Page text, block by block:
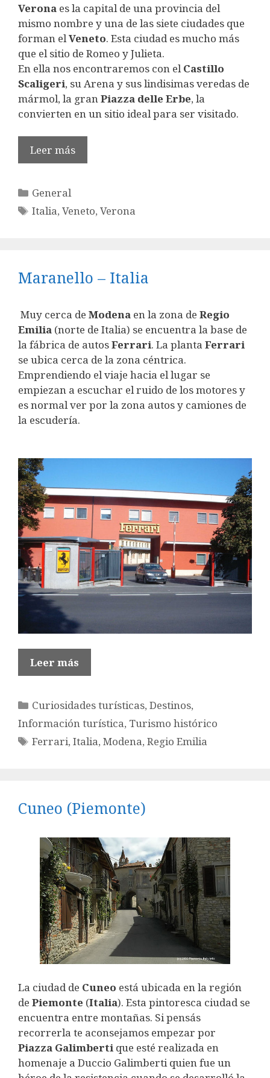
Verona es la capital de una provincia del
mismo nombre y una de las siete ciudades que
forman elVeneto. Esta ciudad es mucho más
que el sitio de Romeo y Julieta.
En ella nos encontraremos con elCastillo
Scaligeri, su Arena y sus lindisimas veredas de
mármol, la granPiazza delle Erbe, la
convierten en un sitio ideal para ser visitado.
Leer más
Categorías
General
Etiquetas
Italia,Veneto,Verona
Maranello – Italia
Muy cerca de Modena en la zona de Regio
Emilia (norte de Italia) se encuentra la base de
la fábrica de autosFerrari. La planta Ferrari
se ubica cerca de la zona céntrica.
Emprendiendo el viaje hacia el lugar se
empiezan a escuchar el ruido de los motores y
es normal ver por la zona autos y camiones de
la escudería.
Leer más
Categorías
Curiosidades turísticas,Destinos,
Información turística, Turismo histórico
Etiquetas
Ferrari,Italia,Modena,Regio Emilia
Cuneo (Piemonte)
La ciudad de Cuneo está ubicada en la región
de Piemonte (Italia). Esta pintoresca ciudad se
encuentra entre montañas. Si pensás
recorrerla te aconsejamos empezar por
Piazza Galimberti que esté realizada en
homenaje a Duccio Galimberti quien fue un